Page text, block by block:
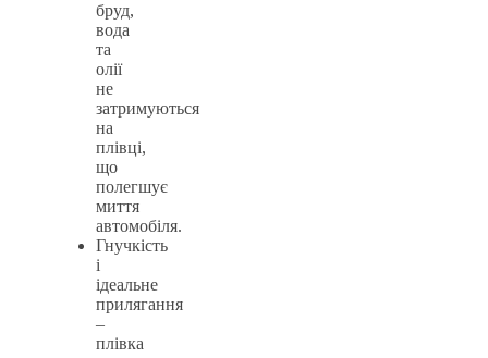
бруд,
вода
та
олії
не
затримуються
на
плівці,
що
полегшує
миття
автомобіля.
Гнучкість
і
ідеальне
прилягання
–
плівка